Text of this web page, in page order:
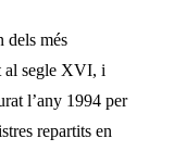
dels més
al segle XVI, i
l’any 1994 per
repartits en